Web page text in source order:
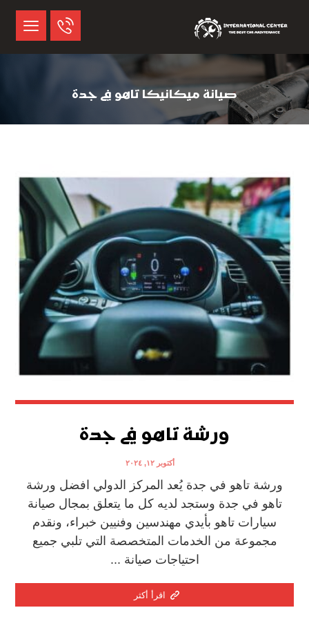
صيانة ميكانيكا تاهو في جدة
ورشة تاهو في جدة
أكتوبر ١٢, ٢٠٢٤
ورشة تاهو في جدة يُعد المركز الدولي افضل ورشة
تاهو في جدة وستجد لديه كل ما يتعلق بمجال صيانة
سيارات تاهو بأيدي مهندسين وفنيين خبراء، ونقدم
مجموعة من الخدمات المتخصصة التي تلبي جميع
احتياجات صيانة ...
اقرأ أكثر